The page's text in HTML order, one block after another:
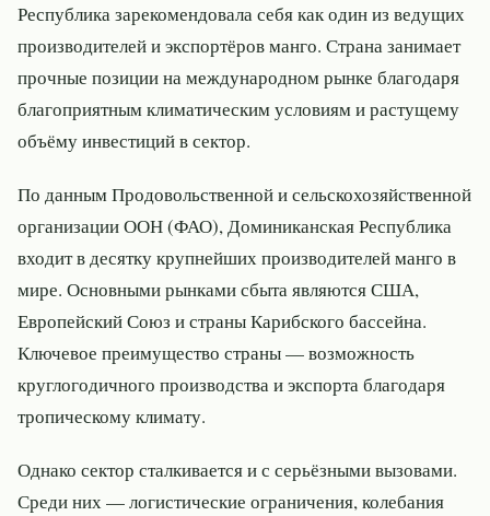
Республика зарекомендовала себя как один из ведущих
производителей и экспортёров манго. Страна занимает
прочные позиции на международном рынке благодаря
благоприятным климатическим условиям и растущему
объёму инвестиций в сектор.
По данным Продовольственной и сельскохозяйственной
организации ООН (ФАО), Доминиканская Республика
входит в десятку крупнейших производителей манго в
мире. Основными рынками сбыта являются США,
Европейский Союз и страны Карибского бассейна.
Ключевое преимущество страны — возможность
круглогодичного производства и экспорта благодаря
тропическому климату.
Однако сектор сталкивается и с серьёзными вызовами.
Среди них — логистические ограничения, колебания